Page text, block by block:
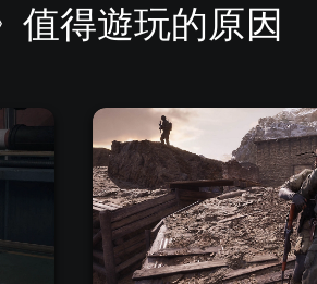
值得遊玩的原因